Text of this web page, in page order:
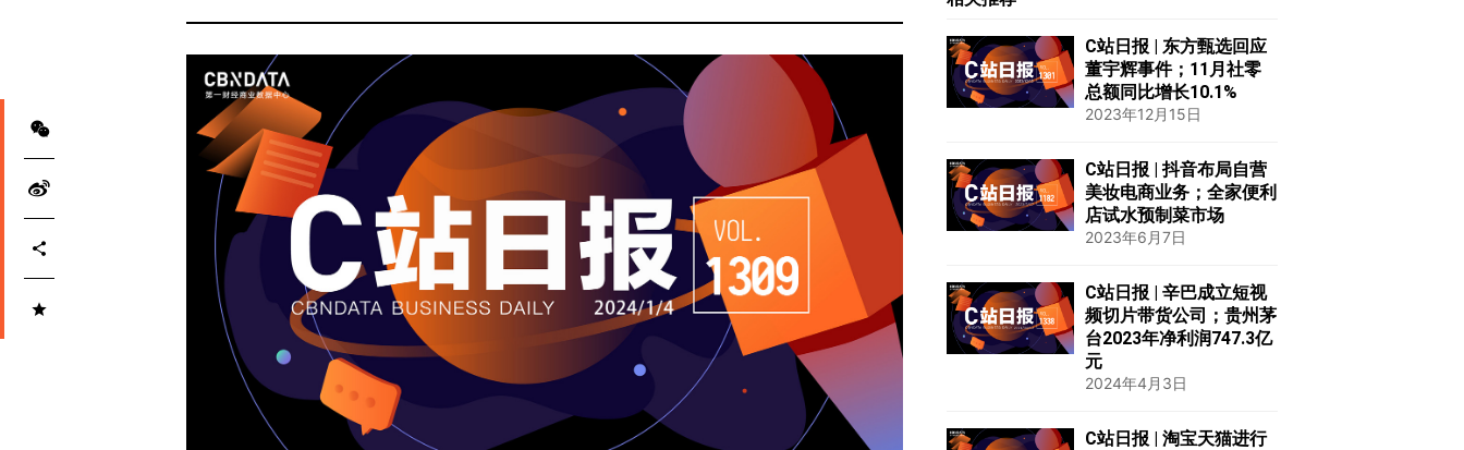
C站日报 | 东方甄选回应
董宇辉事件；11月社零
总额同比增长10.1%
2023年12月15日
C站日报 | 抖音布局自营
美妆电商业务；全家便利
店试水预制菜市场
2023年6月7日
C站日报 | 辛巴成立短视
频切片带货公司；贵州茅
台2023年净利润747.3亿
元
2024年4月3日
C站日报 | 淘宝天猫进行